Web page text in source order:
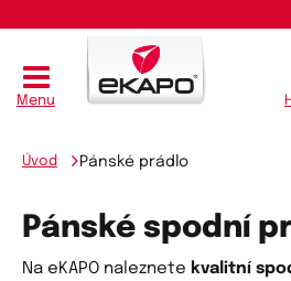
Menu
Úvod Pánské prádlo
Pánské spodní
Na eKAPO naleznete kvalitní